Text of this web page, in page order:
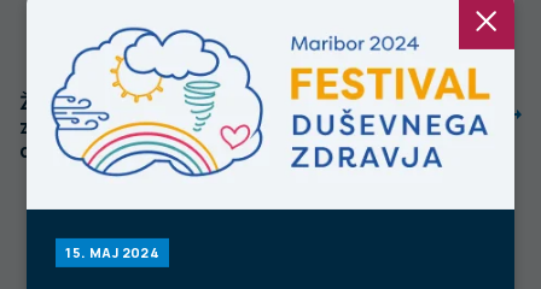
15. MAJ 2024
Ženske in droge,
zdravstveni in
družbeni odzivi
Konoplja in
mladostniki